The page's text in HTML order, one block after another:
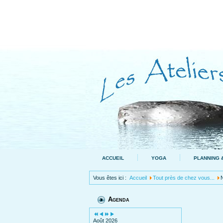
ACCUEIL YOGA PLANNING
Vous êtes ici : Accueil Tout près de chez vous...
Agenda
Août 2026